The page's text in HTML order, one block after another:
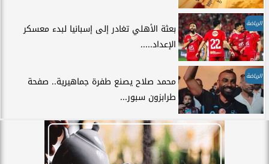
الرياضة
بعثة الأهلي تغادر إلى إسبانيا لبدء معسكر
الإعداد.....
الرياضة
محمد صلاح يصنع طفرة جماهيرية.. صفحة
طرابزون سبور...